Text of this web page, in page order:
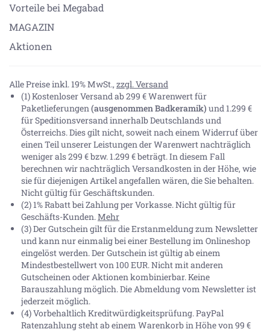
Vorteile bei Megabad
MAGAZIN
Aktionen
Alle Preise inkl. 19% MwSt., zzgl. Versand
(1) Kostenloser Versand ab 299 € Warenwert für
Paketlieferungen(ausgenommen Badkeramik) und 1.299 €
für Speditionsversand innerhalb Deutschlands und
Österreichs. Dies gilt nicht, soweit nach einem Widerruf über
einen Teil unserer Leistungen der Warenwert nachträglich
weniger als 299 € bzw. 1.299 € beträgt. In diesem Fall
berechnen wir nachträglich Versandkosten in der Höhe, wie
sie für diejenigen Artikel angefallen wären, die Sie behalten.
Nicht gültig für Geschäftskunden.
(2) 1% Rabatt bei Zahlung per Vorkasse. Nicht gültig für
Geschäfts-Kunden.Mehr
(3) Der Gutschein gilt für die Erstanmeldung zum Newsletter
und kann nur einmalig bei einer Bestellung im Onlineshop
eingelöst werden. Der Gutschein ist gültig ab einem
Mindestbestellwert von 100 EUR. Nicht mit anderen
Gutscheinen oder Aktionen kombinierbar. Keine
Barauszahlung möglich. Die Abmeldung vom Newsletter ist
jederzeit möglich.
(4) Vorbehaltlich Kreditwürdigkeitsprüfung. PayPal
Ratenzahlung steht ab einem Warenkorb in Höhe von99 €